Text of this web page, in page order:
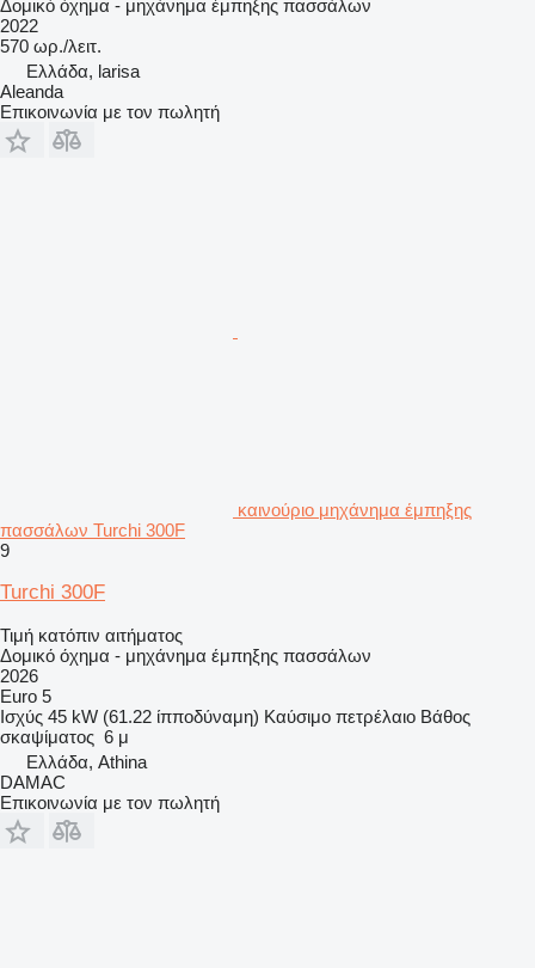
Δομικό όχημα - μηχάνημα έμπηξης πασσάλων
2022
570 ωρ./λειτ.
Ελλάδα, larisa
Aleanda
Επικοινωνία με τον πωλητή
καινούριο μηχάνημα έμπηξης
πασσάλων Turchi 300F
9
Turchi 300F
Τιμή κατόπιν αιτήματος
Δομικό όχημα - μηχάνημα έμπηξης πασσάλων
2026
Euro 5
Ισχύς 45 kW (61.22 ίπποδύναμη) Καύσιμο πετρέλαιο Βάθος
σκαψίματος 6 μ
Ελλάδα, Athina
DAMAC
Επικοινωνία με τον πωλητή